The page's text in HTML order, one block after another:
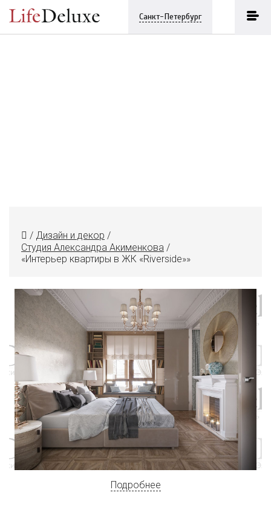
Санкт-Петербург
/ Дизайн и декор /
Студия Александра Акименкова /
«Интерьер квартиры в ЖК «Riverside»»
Подробнее